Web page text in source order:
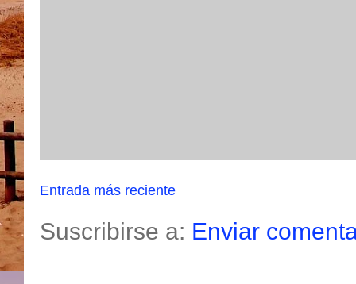
Entrada más reciente
Suscribirse a: Enviar